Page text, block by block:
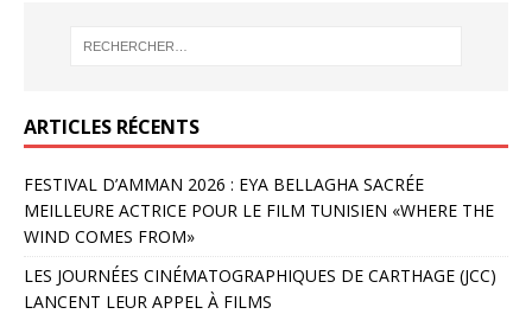
ARTICLES RÉCENTS
FESTIVAL D’AMMAN 2026 : EYA BELLAGHA SACRÉE
MEILLEURE ACTRICE POUR LE FILM TUNISIEN «WHERE THE
WIND COMES FROM»
LES JOURNÉES CINÉMATOGRAPHIQUES DE CARTHAGE (JCC)
LANCENT LEUR APPEL À FILMS